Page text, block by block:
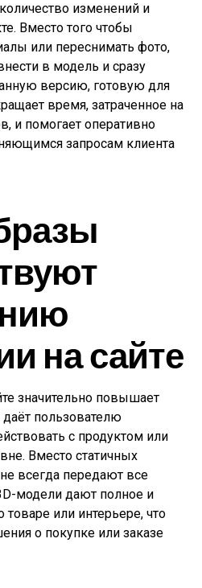
изменений и
Вместо того чтобы
или переснимать фото,
в модель и сразу
версию, готовую для
время, затраченное на
и помогает оперативно
запросам клиента
на сайте
значительно повышает
пользователю
с продуктом или
Вместо статичных
всегда передают все
модели дают полное и
товаре или интерьере, что
о покупке или заказе